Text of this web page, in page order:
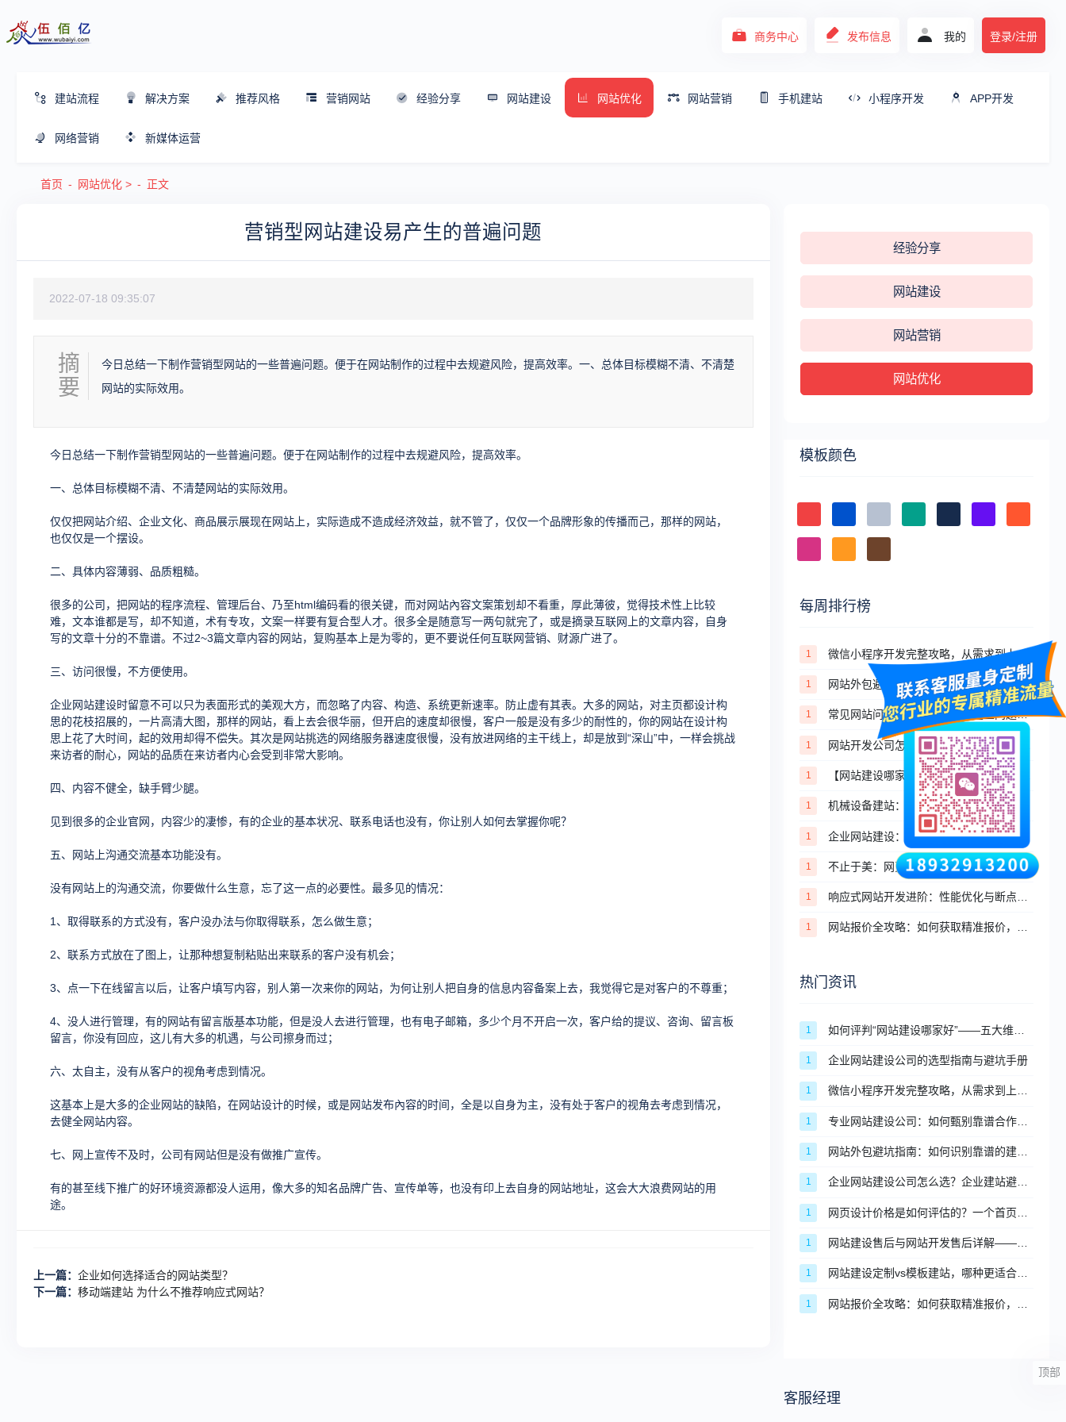
商务中心 发布信息 我的 登录/注册
建站流程 解决方案 推荐风格 营销网站 经验分享 网站建设 网站优化 网站营销 手机建站 小程序开发 APP开发
网络营销 新媒体运营
首页 网站优化 > 正文
经验分享
网站建设
网站营销
网站优化
模板颜色
每周排行榜
1 微信小程序开发完整攻略，从需求到上线全流程详解
1 网站外包避坑指南：如何识别靠谱的建站服务商
1 常见网站问题排查：新手遇到这些问题，不用慌
1
1
1
1 企业网站建设：如何通过官网构建品牌信任壁垒
1 不止于美：网页制作如何平衡视觉表现与功能体验？
1
1 网站报价全攻略：如何获取精准报价，避开低价陷阱
热门资讯
1
1 企业网站建设公司的选型指南与避坑手册
1 微信小程序开发完整攻略，从需求到上线全流程详解
1
1
1 企业网站建设公司怎么选？企业建站避坑完整指南
1
1
1 网站建设定制vs模板建站，哪种更适合企业？核心区别与选型建议
1
客服经理
营销型网站建设易产生的普遍问题
2022-07-18 09:35:07
摘
要
今日总结一下制作营销型网站的一些普遍问题。便于在网站制作的过程中去规避风险，提高效率。一、总体目标模糊不清、不清楚
网站的实际效用。
今日总结一下制作营销型网站的一些普遍问题。便于在网站制作的过程中去规避风险，提高效率。
一、总体目标模糊不清、不清楚网站的实际效用。
仅仅把网站介绍、企业文化、商品展示展现在网站上，实际造成不造成经济效益，就不管了，仅仅一个品牌形象的传播而己，那样的网站，
也仅仅是一个摆设。
二、具体内容薄弱、品质粗糙。
很多的公司，把网站的程序流程、管理后台、乃至html编码看的很关键，而对网站內容文案策划却不看重，厚此薄彼，觉得技术性上比较
难，文本谁都是写，却不知道，术有专攻，文案一样要有复合型人才。很多全是随意写一两句就完了，或是摘录互联网上的文章内容，自身
写的文章十分的不靠谱。不过2~3篇文章内容的网站，复购基本上是为零的，更不要说任何互联网营销、财源广进了。
三、访问很慢，不方便使用。
企业网站建设时留意不可以只为表面形式的美观大方，而忽略了内容、构造、系统更新速率。防止虚有其表。大多的网站，对主页都设计构
思的花枝招展的，一片高清大图，那样的网站，看上去会很华丽，但开启的速度却很慢，客户一般是没有多少的耐性的，你的网站在设计构
思上花了大时间，起的效用却得不偿失。其次是网站挑选的网络服务器速度很慢，没有放进网络的主干线上，却是放到“深山”中，一样会挑战
来访者的耐心，网站的品质在来访者内心会受到非常大影响。
四、内容不健全，缺手臂少腿。
见到很多的企业官网，内容少的凄惨，有的企业的基本状况、联系电话也没有，你让别人如何去掌握你呢？
五、网站上沟通交流基本功能没有。
没有网站上的沟通交流，你要做什么生意，忘了这一点的必要性。最多见的情况：
1、取得联系的方式没有，客户没办法与你取得联系，怎么做生意；
2、联系方式放在了图上，让那种想复制粘贴出来联系的客户没有机会；
3、点一下在线留言以后，让客户填写内容，别人第一次来你的网站，为何让别人把自身的信息内容备案上去，我觉得它是对客户的不尊重；
4、没人进行管理，有的网站有留言版基本功能，但是没人去进行管理，也有电子邮箱，多少个月不开启一次，客户给的提议、咨询、留言板
留言，你没有回应，这儿有大多的机遇，与公司擦身而过；
六、太自主，没有从客户的视角考虑到情况。
这基本上是大多的企业网站的缺陷，在网站设计的时候，或是网站发布內容的时间，全是以自身为主，没有处于客户的视角去考虑到情况，
去健全网站内容。
七、网上宣传不及时，公司有网站但是没有做推广宣传。
有的甚至线下推广的好环境资源都没人运用，像大多的知名品牌广告、宣传单等，也没有印上去自身的网站地址，这会大大浪费网站的用
途。
上一篇： 企业如何选择适合的网站类型？
下一篇： 移动端建站 为什么不推荐响应式网站？
顶部